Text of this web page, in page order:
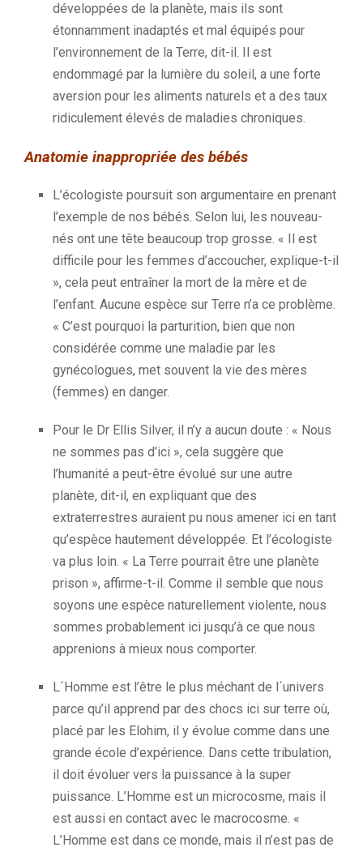
développées de la planète, mais ils sont
étonnamment inadaptés et mal équipés pour
l’environnement de la Terre, dit-il. Il est
endommagé par la lumière du soleil, a une forte
aversion pour les aliments naturels et a des taux
ridiculement élevés de maladies chroniques.
Anatomie inappropriée des bébés
L’écologiste poursuit son argumentaire en prenant
l’exemple de nos bébés. Selon lui, les nouveau-
nés ont une tête beaucoup trop grosse. « Il est
difficile pour les femmes d’accoucher, explique-t-il
», cela peut entraîner la mort de la mère et de
l’enfant. Aucune espèce sur Terre n’a ce problème.
« C’est pourquoi la parturition, bien que non
considérée comme une maladie par les
gynécologues, met souvent la vie des mères
(femmes) en danger.
Pour le Dr Ellis Silver, il n’y a aucun doute : « Nous
ne sommes pas d’ici », cela suggère que
l’humanité a peut-être évolué sur une autre
planète, dit-il, en expliquant que des
extraterrestres auraient pu nous amener ici en tant
qu’espèce hautement développée. Et l’écologiste
va plus loin. « La Terre pourrait être une planète
prison », affirme-t-il. Comme il semble que nous
soyons une espèce naturellement violente, nous
sommes probablement ici jusqu’à ce que nous
apprenions à mieux nous comporter.
L´Homme est l’être le plus méchant de l´univers
parce qu’il apprend par des chocs ici sur terre où,
placé par les Elohim, il y évolue comme dans une
grande école d’expérience. Dans cette tribulation,
il doit évoluer vers la puissance à la super
puissance. L’Homme est un microcosme, mais il
est aussi en contact avec le macrocosme. «
L’Homme est dans ce monde, mais il n’est pas de